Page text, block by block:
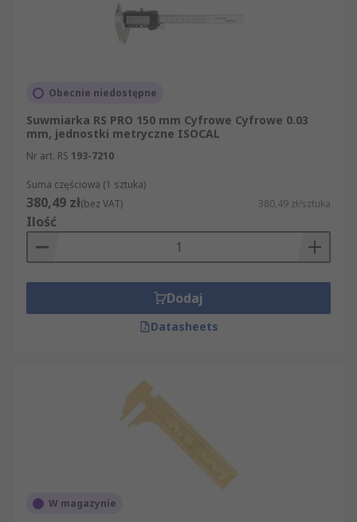
Obecnie niedostępne
Suwmiarka RS PRO 150 mm Cyfrowe Cyfrowe 0.03
mm, jednostki metryczne ISOCAL
Nr art. RS 193-7210
Suma częściowa (1 sztuka)
380,49 zł(bez VAT) 380,49 zł/sztuka
Ilość
Dodaj
Datasheets
W magazynie